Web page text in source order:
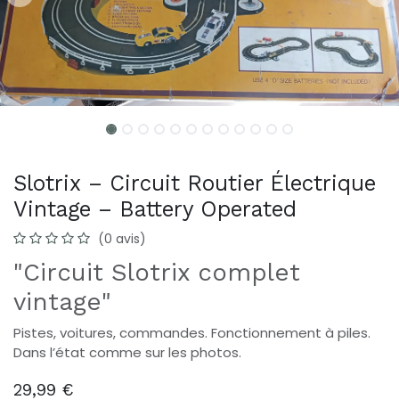
Slotrix – Circuit Routier Électrique
Vintage – Battery Operated
(0 avis)
"Circuit Slotrix complet
vintage"
Pistes, voitures, commandes. Fonctionnement à piles.
Dans l’état comme sur les photos.
29,99 €